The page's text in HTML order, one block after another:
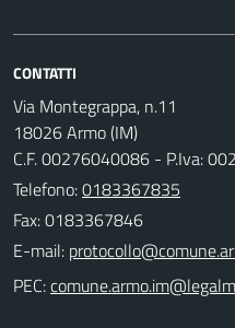
CONTATTI
Via Montegrappa, n.11
18026 Armo (IM)
C.F. 00276040086 - P.Iva:
Telefono:0183367835
Fax: 0183367846
E-mail:
PEC: